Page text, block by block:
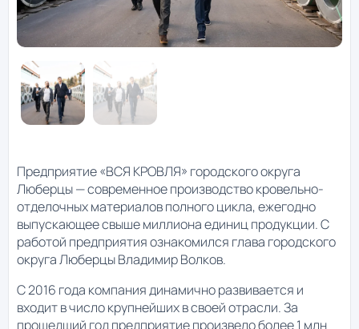
Предприятие «ВСЯ КРОВЛЯ» городского округа
Люберцы — современное производство кровельно-
отделочных материалов полного цикла, ежегодно
выпускающее свыше миллиона единиц продукции. С
работой предприятия ознакомился глава городского
округа Люберцы Владимир Волков.
С 2016 года компания динамично развивается и
входит в число крупнейших в своей отрасли. За
прошедший год предприятие произвело более 1 млн